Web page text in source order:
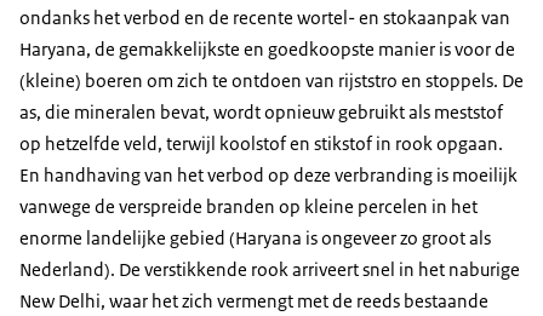
ondanks het verbod en de recente wortel- en stokaanpak van
Haryana, de gemakkelijkste en goedkoopste manier is voor de
(kleine) boeren om zich te ontdoen van rijststro en stoppels. De
as, die mineralen bevat, wordt opnieuw gebruikt als meststof
op hetzelfde veld, terwijl koolstof en stikstof in rook opgaan.
En handhaving van het verbod op deze verbranding is moeilijk
vanwege de verspreide branden op kleine percelen in het
enorme landelijke gebied (Haryana is ongeveer zo groot als
Nederland). De verstikkende rook arriveert snel in het naburige
New Delhi, waar het zich vermengt met de reeds bestaande